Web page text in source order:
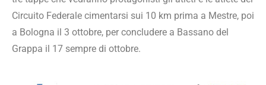
Circuito Federale cimentarsi sui 10 km prima a Mestre, poi
a Bologna il 3 ottobre, per concludere a Bassano del
Grappa il 17 sempre di ottobre.